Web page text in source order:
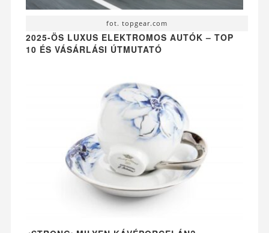
fot. topgear.com
2025-ÖS LUXUS ELEKTROMOS AUTÓK – TOP
10 ÉS VÁSÁRLÁSI ÚTMUTATÓ